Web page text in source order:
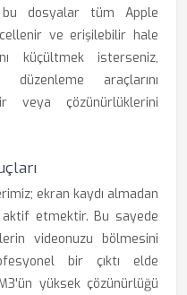
dosyalar tüm Apple
ve erişilebilir hale
küçültmek isterseniz,
düzenleme araçlarını
veya çözünürlüklerini
ekran kaydı almadan
etmektir. Bu sayede
videonuzu bölmesini
bir çıktı elde
yüksek çözünürlüğü